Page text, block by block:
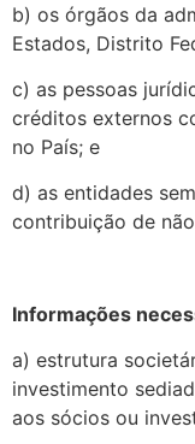
b) os órgãos da
Estados, Distrito
c) as pessoas
créditos externos
no País; e
d) as entidades
contribuição de
Informações
a) estrutura
investimento
aos sócios ou